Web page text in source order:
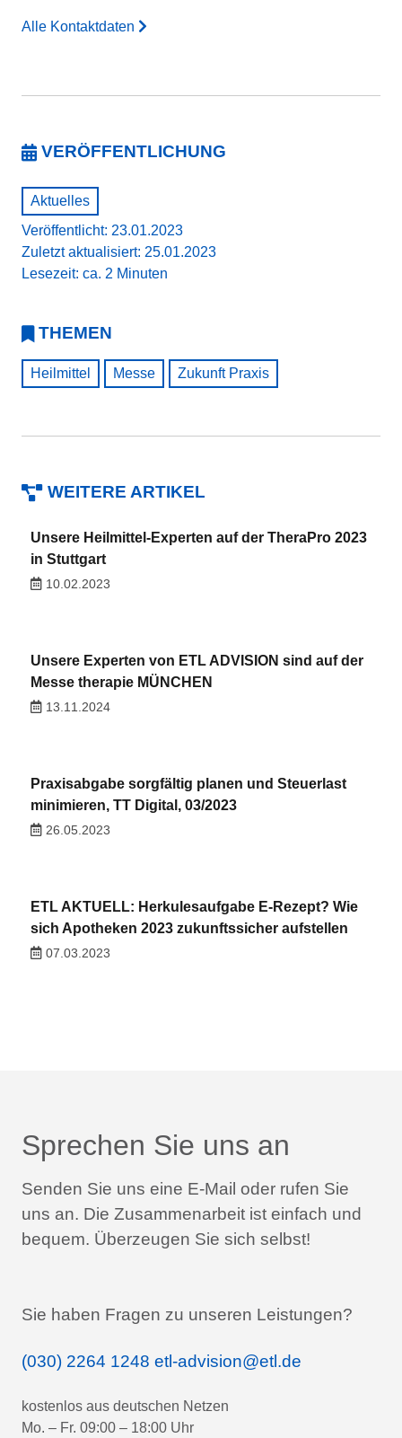
Alle Kontaktdaten
VERÖFFENTLICHUNG
Aktuelles
Veröffentlicht: 23.01.2023
Zuletzt aktualisiert: 25.01.2023
Lesezeit: ca. 2 Minuten
THEMEN
Heilmittel Messe Zukunft Praxis
WEITERE ARTIKEL
Unsere Heilmittel-Experten auf der TheraPro 2023
in Stuttgart
10.02.2023
Unsere Experten von ETL ADVISION sind auf der
Messe therapie MÜNCHEN
13.11.2024
Praxisabgabe sorgfältig planen und Steuerlast
minimieren, TT Digital, 03/2023
26.05.2023
ETL AKTUELL: Herkulesaufgabe E-Rezept? Wie
sich Apotheken 2023 zukunftssicher aufstellen
07.03.2023
Sprechen Sie uns an
Senden Sie uns eine E-Mail oder rufen Sie
uns an. Die Zusammenarbeit ist einfach und
bequem. Überzeugen Sie sich selbst!
Sie haben Fragen zu unseren Leistungen?
(030) 2264 1248 etl-advision@etl.de
kostenlos aus deutschen Netzen
Mo. – Fr. 09:00 – 18:00 Uhr